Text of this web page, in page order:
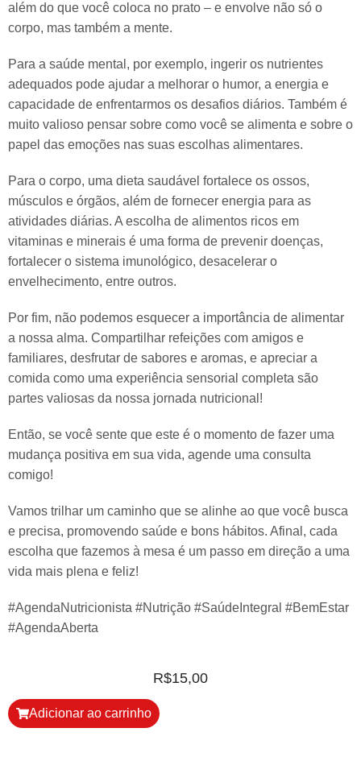
além do que você coloca no prato – e envolve não só o
corpo, mas também a mente.
Para a saúde mental, por exemplo, ingerir os nutrientes
adequados pode ajudar a melhorar o humor, a energia e
capacidade de enfrentarmos os desafios diários. Também é
muito valioso pensar sobre como você se alimenta e sobre o
papel das emoções nas suas escolhas alimentares.
Para o corpo, uma dieta saudável fortalece os ossos,
músculos e órgãos, além de fornecer energia para as
atividades diárias. A escolha de alimentos ricos em
vitaminas e minerais é uma forma de prevenir doenças,
fortalecer o sistema imunológico, desacelerar o
envelhecimento, entre outros.
Por fim, não podemos esquecer a importância de alimentar
a nossa alma. Compartilhar refeições com amigos e
familiares, desfrutar de sabores e aromas, e apreciar a
comida como uma experiência sensorial completa são
partes valiosas da nossa jornada nutricional!
Então, se você sente que este é o momento de fazer uma
mudança positiva em sua vida, agende uma consulta
comigo!
Vamos trilhar um caminho que se alinhe ao que você busca
e precisa, promovendo saúde e bons hábitos. Afinal, cada
escolha que fazemos à mesa é um passo em direção a uma
vida mais plena e feliz!
#AgendaNutricionista #Nutrição #SaúdeIntegral #BemEstar
#AgendaAberta
R$15,00
Adicionar ao carrinho